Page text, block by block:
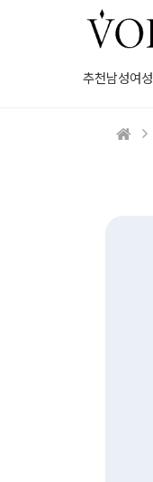
추천남성여성